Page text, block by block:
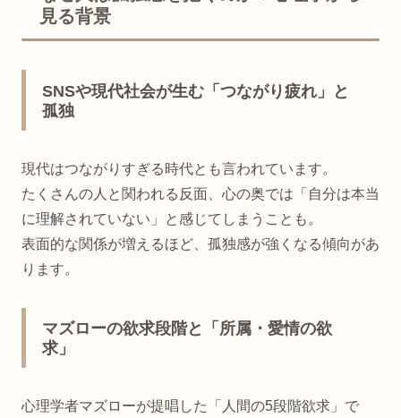
見る背景
SNSや現代社会が生む「つながり疲れ」と
孤独
現代はつながりすぎる時代とも言われています。
たくさんの人と関われる反面、心の奥では「自分は本当
に理解されていない」と感じてしまうことも。
表面的な関係が増えるほど、孤独感が強くなる傾向があ
ります。
マズローの欲求段階と「所属・愛情の欲
求」
心理学者マズローが提唱した「人間の5段階欲求」で